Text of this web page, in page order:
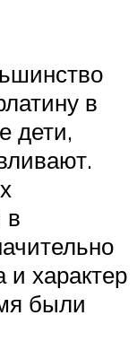
в
дети,
в
и характер
были